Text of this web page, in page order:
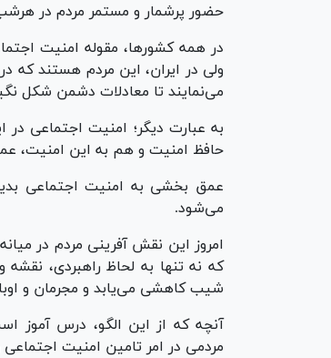
حضور پرشمار و مستمر مردم در
در همه کشورها، مقوله امنیت
ولی در ایران، این مردم هستند که
می‌نمایند تا معادلات دشمن شکل
به عبارت دیگر؛ امنیت اجتماعی
حافظ امنیت و هم به این امنیت،
عمق بخشی به امنیت اجتماعی
می‌شود.
امروز این نقش آفرینی مردم در
که نه تنها به لحاظ راهبردی،
شیب کاهشی می‌یابد و مجرمان و
آنچه که از این الگو، درس آموز
مردمی در امر تامین امنیت